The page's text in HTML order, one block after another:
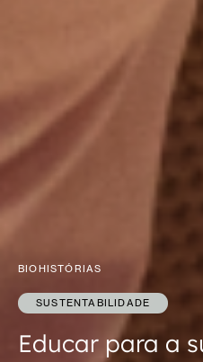
BIOHISTÓRIAS
SUSTENTABILIDADE
Educar para a